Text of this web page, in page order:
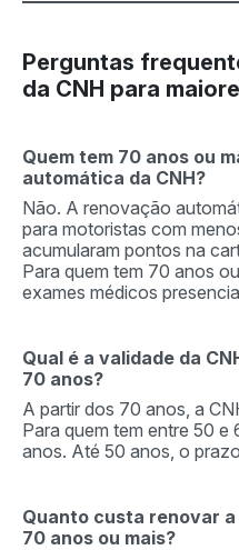
Perguntas
da CNH para
Quem tem 70 anos ou
automática da CNH?
Não. A renovação
para motoristas com
acumularam pontos na
Para quem tem 70 anos
exames médicos
Qual é a validade da
70 anos?
A partir dos 70 anos, a
Para quem tem entre 50 e
anos. Até 50 anos, o
Quanto custa renovar
70 anos ou mais?